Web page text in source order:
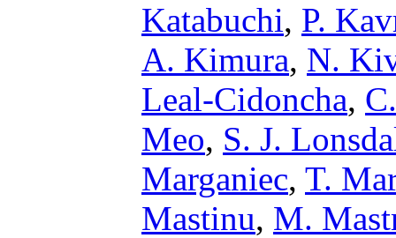
Katabuchi, P.
A. Kimura, N.
Leal-Cidoncha,
Meo, S. J.
Marganiec, T.
Mastinu, M.